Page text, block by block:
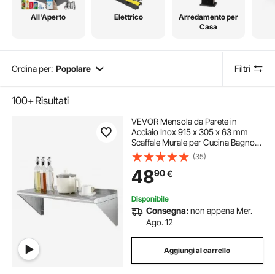
All'Aperto Elettrico
Arredamento per
Casa
Ordina per: Popolare Filtri
100+Risultati
VEVOR Mensola da Parete in
Acciaio Inox 915 x 305 x 63 mm
Scaffale Murale per Cucina Bagno
Soggiorno Capacità Carico Max.
113kg, Mensola da Parete
Portaoggetti Portaspezie in Acciaio
Inox per Cucina
(35)
4890€
Disponibile
Consegna:non appena Mer.
Ago. 12
Aggiungi al carrello